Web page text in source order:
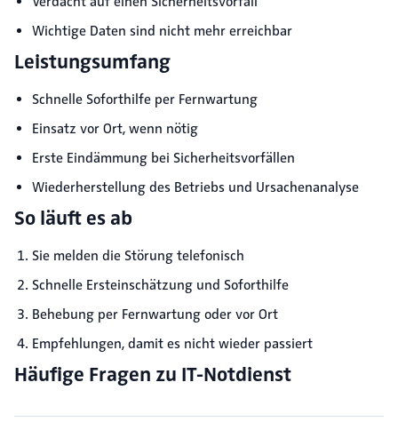
Wichtige Daten sind nicht mehr erreichbar
Leistungsumfang
Schnelle Soforthilfe per Fernwartung
Einsatz vor Ort, wenn nötig
Erste Eindämmung bei Sicherheitsvorfällen
Wiederherstellung des Betriebs und Ursachenanalyse
So läuft es ab
Sie melden die Störung telefonisch
Schnelle Ersteinschätzung und Soforthilfe
Behebung per Fernwartung oder vor Ort
Empfehlungen, damit es nicht wieder passiert
Häufige Fragen zu IT-Notdienst